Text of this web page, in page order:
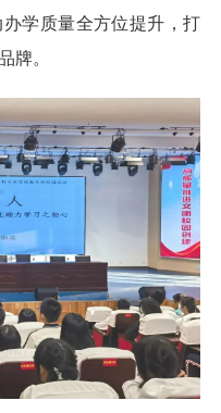
学质量全方位提升，打
牌。